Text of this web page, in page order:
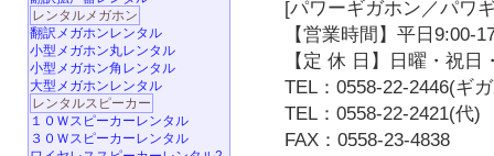
[パワーギガホン／パワ
【営業時間】平日9:00-
【定 休 日】日曜・祝日
TEL：0558-22-2446(ギ
TEL：0558-22-2421(代)
FAX：0558-23-4838
レンタルメガホン
翻訳メガホンレンタル
小型メガホン丸レンタル
小型メガホン角レンタル
大型メガホンレンタル
レンタルスピーカー
１０Ｗスピーカーレンタル
３０Ｗスピーカーレンタル